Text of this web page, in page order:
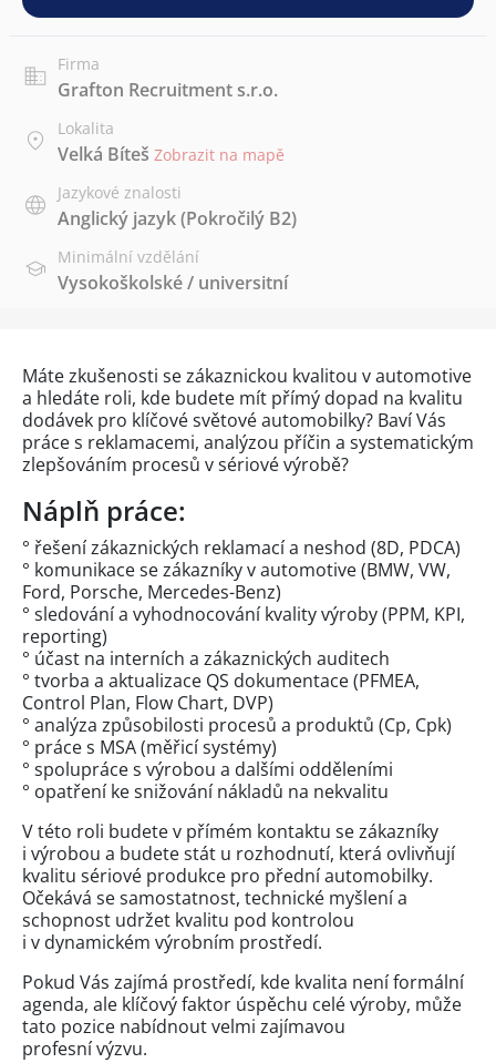
Firma
Grafton Recruitment s.r.o.
Lokalita
Velká Bíteš Zobrazit na mapě
Jazykové znalosti
Anglický jazyk(Pokročilý B2)
Minimální vzdělání
Vysokoškolské / universitní
Máte zkušenosti se zákaznickou kvalitou v automotive
a hledáte roli, kde budete mít přímý dopad na kvalitu
dodávek pro klíčové světové automobilky? Baví Vás
práce s reklamacemi, analýzou příčin a systematickým
zlepšováním procesů v sériové výrobě?
Náplň práce:
° řešení zákaznických reklamací a neshod (8D, PDCA)
° komunikace se zákazníky v automotive (BMW, VW,
Ford, Porsche, Mercedes-Benz)
° sledování a vyhodnocování kvality výroby (PPM, KPI,
reporting)
° účast na interních a zákaznických auditech
° tvorba a aktualizace QS dokumentace (PFMEA,
Control Plan, Flow Chart, DVP)
° analýza způsobilosti procesů a produktů (Cp, Cpk)
° práce s MSA (měřicí systémy)
° spolupráce s výrobou a dalšími odděleními
° opatření ke snižování nákladů na nekvalitu
V této roli budete v přímém kontaktu se zákazníky
i výrobou a budete stát u rozhodnutí, která ovlivňují
kvalitu sériové produkce pro přední automobilky.
Očekává se samostatnost, technické myšlení a
schopnost udržet kvalitu pod kontrolou
i v dynamickém výrobním prostředí.
Pokud Vás zajímá prostředí, kde kvalita není formální
agenda, ale klíčový faktor úspěchu celé výroby, může
tato pozice nabídnout velmi zajímavou
profesní výzvu.